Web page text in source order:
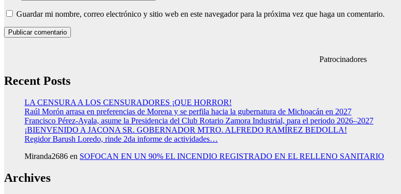
Guardar mi nombre, correo electrónico y sitio web en este navegador para la próxima vez que haga un comentario.
Patrocinadores
Recent Posts
LA CENSURA A LOS CENSURADORES ¡QUE HORROR!
Raúl Morón arrasa en preferencias de Morena y se perfila hacia la gubernatura de Michoacán en 2027
Francisco Pérez-Ayala, asume la Presidencia del Club Rotario Zamora Industrial, para el periodo 2026–2027
¡BIENVENIDO A JACONA SR. GOBERNADOR MTRO. ALFREDO RAMÍREZ BEDOLLA!
Regidor Barush Loredo, rinde 2da informe de actividades…
Miranda2686 en SOFOCAN EN UN 90% EL INCENDIO REGISTRADO EN EL RELLENO SANITARIO
Archives